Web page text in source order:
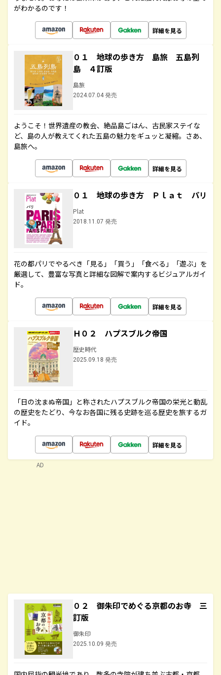
がわかるのです！
詳細を見る
０１ 地球の歩き方 島旅 五島列
島 ４訂版
島旅
2024.07.04 発売
ようこそ！世界遺産の教会、絶品島ごはん、古民家ステイな
ど、島の人が教えてくれた五島の魅力をギュッと凝縮。さあ、
島旅へ。
詳細を見る
０１ 地球の歩き方 Ｐｌａｔ パリ
Plat
2018.11.07 発売
花の都パリでやるべき「見る」「買う」「食べる」「遊ぶ」を
厳選して、豊富な写真と詳細な図解で案内するビジュアルガイ
ド。
詳細を見る
Ｈ０２ ハプスブルク帝国
歴史時代
2025.09.18 発売
「日の沈まぬ帝国」と称されたハプスブルク帝国の栄光と動乱
の歴史をたどり、今なお各国に残る史跡を巡る歴史を旅するガ
イド。
詳細を見る
０２ 御朱印でめぐる京都のお寺 三
訂版
御朱印
2025.10.09 発売
AD